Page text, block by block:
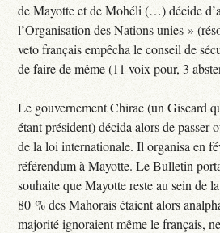
de Mayotte et de Mohéli (…) décide
l’Organisation des Nations unies »
veto français empêcha le conseil de
de faire de même (11 voix pour, 3
Le gouvernement Chirac (un Giscard
étant président) décida alors de passer
de la loi internationale. Il organisa en
référendum à Mayotte. Le Bulletin
souhaite que Mayotte reste au sein de
80 % des Mahorais étaient alors
majorité ignoraient même le français,